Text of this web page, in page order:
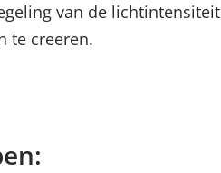
van de lichtintensiteit
te creeren.